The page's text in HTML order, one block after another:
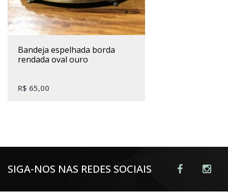
bandeja espelhada borda
rendada oval ouro
R$ 65,00
SIGA-NOS NAS REDES SOCIAIS